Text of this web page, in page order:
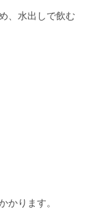
、水出しで飲む
かります。